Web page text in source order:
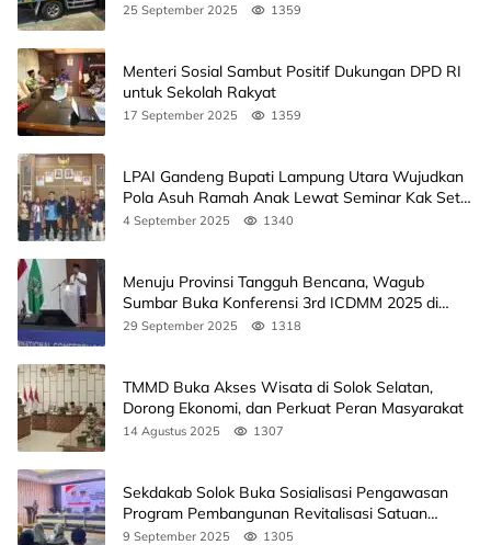
25 September 2025 1359
Menteri Sosial Sambut Positif Dukungan DPD RI
untuk Sekolah Rakyat
17 September 2025 1359
LPAI Gandeng Bupati Lampung Utara Wujudkan
Pola Asuh Ramah Anak Lewat Seminar Kak Seto,
Ini Jadwalnya
4 September 2025 1340
Menuju Provinsi Tangguh Bencana, Wagub
Sumbar Buka Konferensi 3rd ICDMM 2025 di
Unand
29 September 2025 1318
TMMD Buka Akses Wisata di Solok Selatan,
Dorong Ekonomi, dan Perkuat Peran Masyarakat
14 Agustus 2025 1307
Sekdakab Solok Buka Sosialisasi Pengawasan
Program Pembangunan Revitalisasi Satuan
Pendidikan
9 September 2025 1305